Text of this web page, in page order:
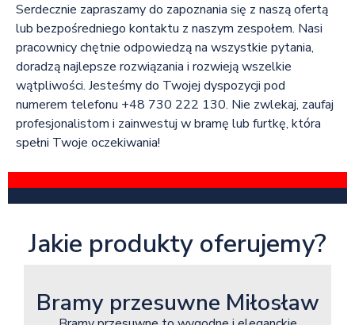
Serdecznie zapraszamy do zapoznania się z naszą ofertą
lub bezpośredniego kontaktu z naszym zespołem. Nasi
pracownicy chętnie odpowiedzą na wszystkie pytania,
doradzą najlepsze rozwiązania i rozwieją wszelkie
wątpliwości. Jesteśmy do Twojej dyspozycji pod
numerem telefonu +48 730 222 130. Nie zwlekaj, zaufaj
profesjonalistom i zainwestuj w bramę lub furtkę, która
spełni Twoje oczekiwania!
Jakie produkty oferujemy?
Bramy przesuwne Miłosław